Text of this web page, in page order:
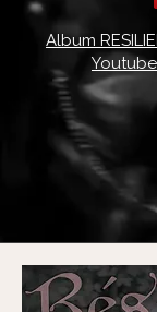
Album